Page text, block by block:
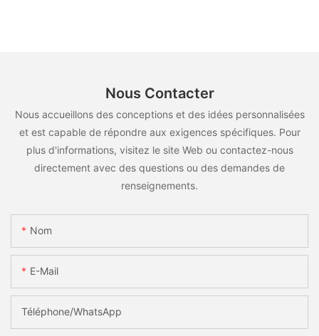
Nous Contacter
Nous accueillons des conceptions et des idées personnalisées
et est capable de répondre aux exigences spécifiques. Pour
plus d'informations, visitez le site Web ou contactez-nous
directement avec des questions ou des demandes de
renseignements.
Nom
E-Mail
Téléphone/WhatsApp